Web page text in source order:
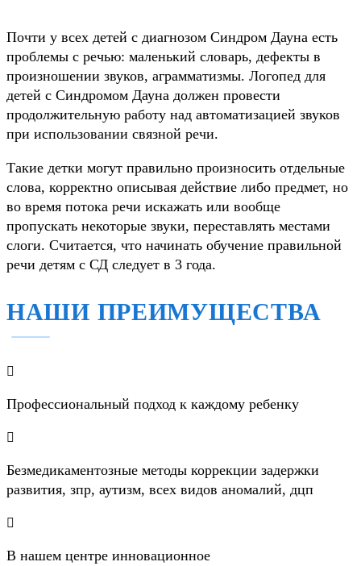
Почти у всех детей с диагнозом Синдром Дауна есть
проблемы с речью: маленький словарь, дефекты в
произношении звуков, аграмматизмы. Логопед для
детей с Синдромом Дауна должен провести
продолжительную работу над автоматизацией звуков
при использовании связной речи.
Такие детки могут правильно произносить отдельные
слова, корректно описывая действие либо предмет, но
во время потока речи искажать или вообще
пропускать некоторые звуки, переставлять местами
слоги. Считается, что начинать обучение правильной
речи детям с СД следует в 3 года.
НАШИ ПРЕИМУЩЕСТВА

Профессиональный подход к каждому ребенку

Безмедикаментозные методы коррекции задержки
развития, зпр, аутизм, всех видов аномалий, дцп

B нашем центре инновационное